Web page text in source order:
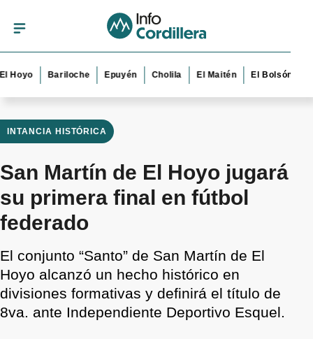
Bariloche Epuyén Cholila El Maitén El Bolsón Esquel
INTANCIA HISTÓRICA
San Martín de El Hoyo jugará
su primera final en fútbol
federado
El conjunto “Santo” de San Martín de El
Hoyo alcanzó un hecho histórico en
divisiones formativas y definirá el título de
8va. ante Independiente Deportivo Esquel.